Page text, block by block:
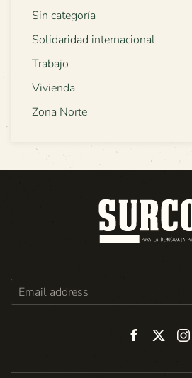
Sin categoría
Solidaridad internacional
Trabajo
Vivienda
Zona Norte